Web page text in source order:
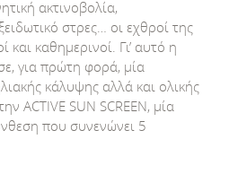
ακτινοβολία,
στρες… οι εχθροί της
και καθημερινοί. Γι’ αυτό η
για πρώτη φορά, μία
κάλυψης αλλά και ολικής
ACTIVE SUN SCREEN, μία
που συνενώνει 5